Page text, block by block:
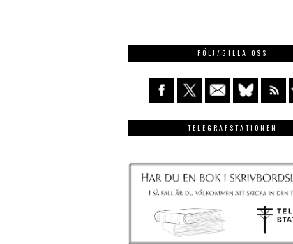
FÖLJ/GILLA OSS
TELEGRAFSTATIONEN